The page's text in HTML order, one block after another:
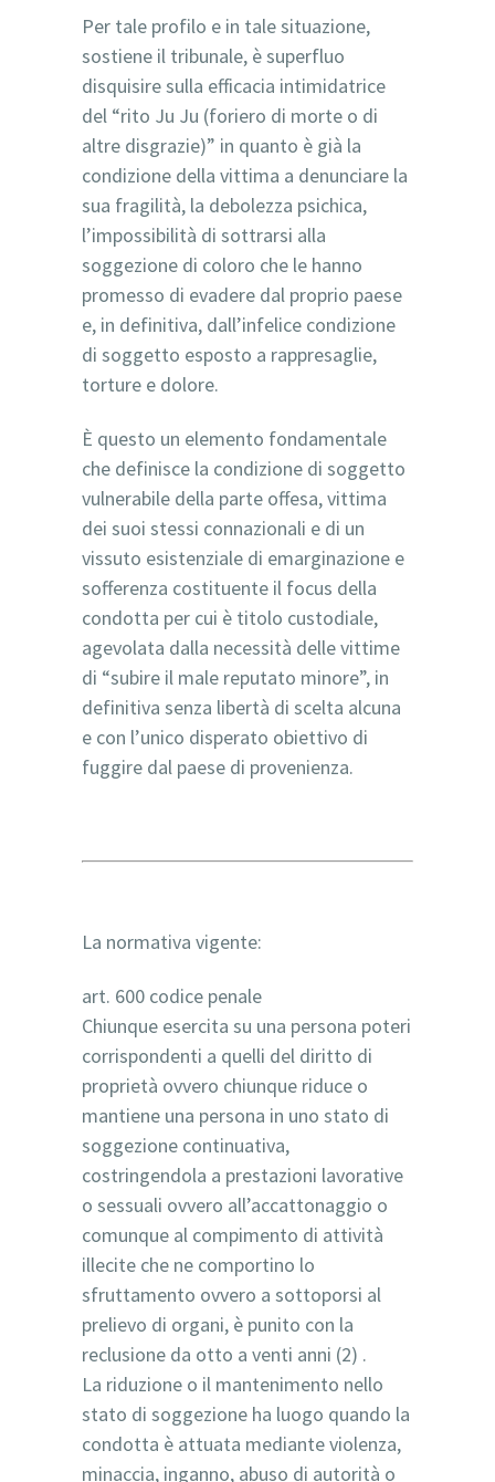
Per tale profilo e in tale situazione,
sostiene il tribunale, è superfluo
disquisire sulla efficacia intimidatrice
del “rito Ju Ju (foriero di morte o di
altre disgrazie)” in quanto è già la
condizione della vittima a denunciare la
sua fragilità, la debolezza psichica,
l’impossibilità di sottrarsi alla
soggezione di coloro che le hanno
promesso di evadere dal proprio paese
e, in definitiva, dall’infelice condizione
di soggetto esposto a rappresaglie,
torture e dolore.
È questo un elemento fondamentale
che definisce la condizione di soggetto
vulnerabile della parte offesa, vittima
dei suoi stessi connazionali e di un
vissuto esistenziale di emarginazione e
sofferenza costituente il focus della
condotta per cui è titolo custodiale,
agevolata dalla necessità delle vittime
di “subire il male reputato minore”, in
definitiva senza libertà di scelta alcuna
e con l’unico disperato obiettivo di
fuggire dal paese di provenienza.
La normativa vigente:
art. 600 codice penale
Chiunque esercita su una persona poteri
corrispondenti a quelli del diritto di
proprietà ovvero chiunque riduce o
mantiene una persona in uno stato di
soggezione continuativa,
costringendola a prestazioni lavorative
o sessuali ovvero all’accattonaggio o
comunque al compimento di attività
illecite che ne comportino lo
sfruttamento ovvero a sottoporsi al
prelievo di organi, è punito con la
reclusione da otto a venti anni (2) .
La riduzione o il mantenimento nello
stato di soggezione ha luogo quando la
condotta è attuata mediante violenza,
minaccia, inganno, abuso di autorità o